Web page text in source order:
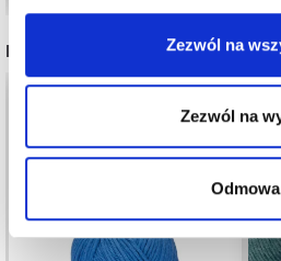
Zezwól na
Zezwól na
Odmowa
POLECANE DLA CIEBIE